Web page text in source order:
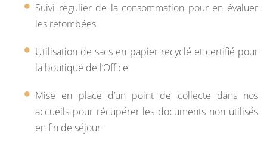
Suivi régulier de la consommation pour en évaluer
les retombées
Utilisation de sacs en papier recyclé et certifié pour
la boutique de l’Office
Mise en place d’un point de collecte dans nos
accueils pour récupérer les documents non utilisés
en fin de séjour